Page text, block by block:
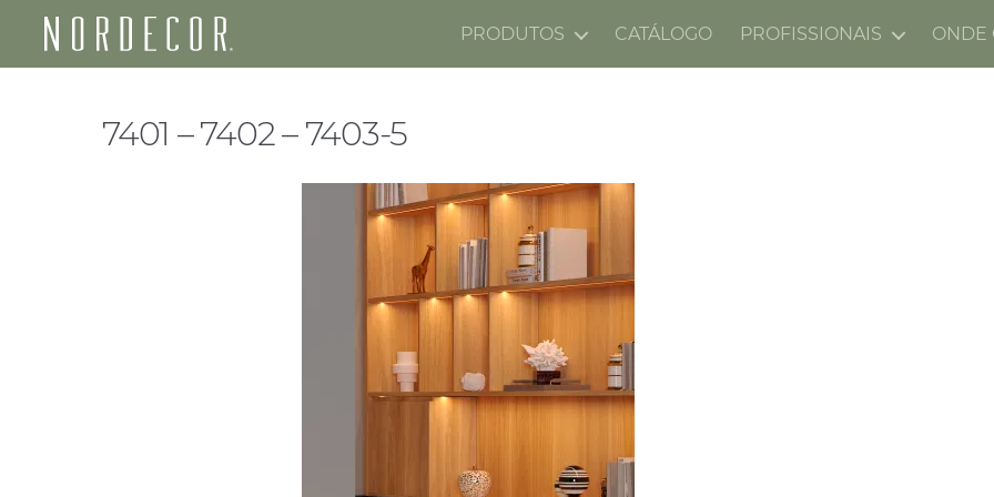
Nordecor
PRODUTOS CATÁLOGO PROFISSIONAIS ONDE
7401 – 7402 – 7403-5